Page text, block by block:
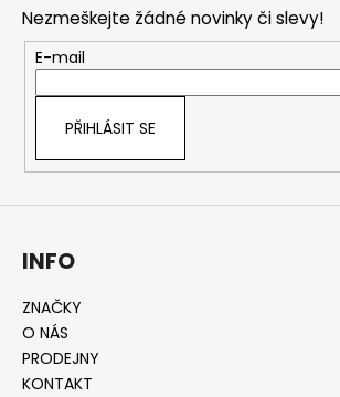
Nezmeškejte žádné novinky či slevy!
E-mail
PŘIHLÁSIT SE
INFO
ZNAČKY
O NÁS
PRODEJNY
KONTAKT